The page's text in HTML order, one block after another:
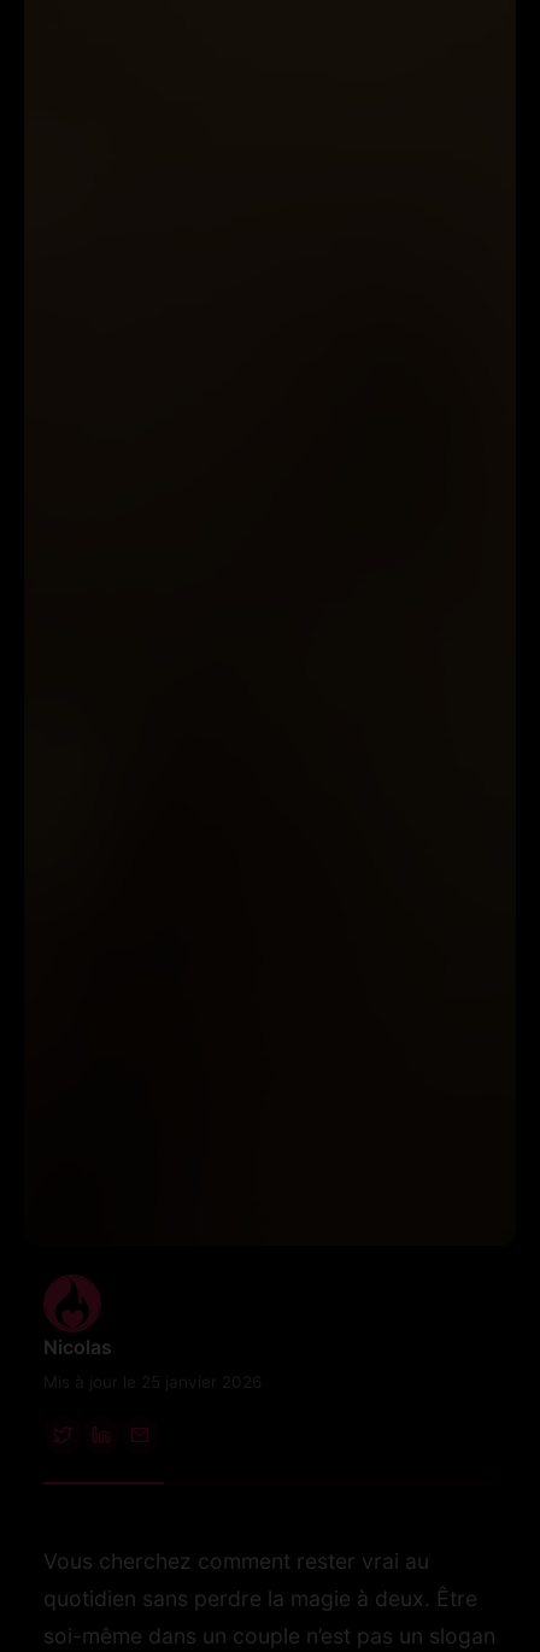
Nicolas
Vous cherchez comment rester vrai au
quotidien sans perdre la magie à deux. Être
soi-même dans un couple n’est pas un slogan